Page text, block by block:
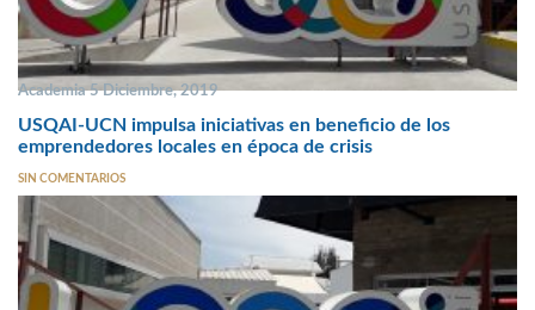
Academia 5 Diciembre, 2019
USQAI-UCN impulsa iniciativas en beneficio de los
emprendedores locales en época de crisis
SIN COMENTARIOS